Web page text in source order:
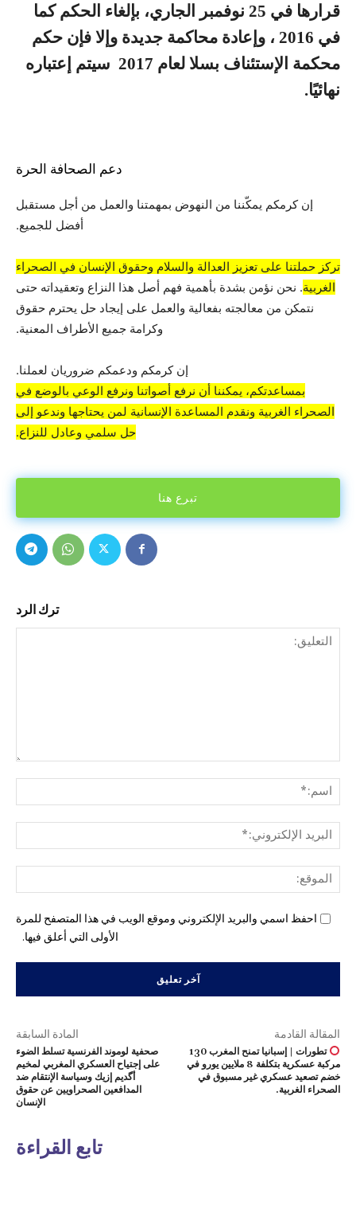
قرارها في 25 نوفمبر الجاري، بإلغاء الحكم كما
في 2016 ، وإعادة محاكمة جديدة وإلا فإن حكم
محكمة الإستئناف بسلا لعام 2017 سيتم إعتباره
نهائيًا.
دعم الصحافة الحرة
إن كرمكم يمكّننا من النهوض بمهمتنا والعمل من أجل مستقبل
أفضل للجميع.
تركز حملتنا على تعزيز العدالة والسلام وحقوق الإنسان في الصحراء
الغربية. نحن نؤمن بشدة بأهمية فهم أصل هذا النزاع وتعقيداته حتى
نتمكن من معالجته بفعالية والعمل على إيجاد حل يحترم حقوق
وكرامة جميع الأطراف المعنية.
إن كرمكم ودعمكم ضروريان لعملنا.
بمساعدتكم، يمكننا أن نرفع أصواتنا ونرفع الوعي بالوضع في
الصحراء الغربية ونقدم المساعدة الإنسانية لمن يحتاجها وندعو إلى
حل سلمي وعادل للنزاع.
تبرع هنا
ترك الرد
احفظ اسمي والبريد الإلكتروني وموقع الويب في هذا المتصفح للمرة
الأولى التي أعلق فيها.
المادة السابقة
صحفية لوموند الفرنسية تسلط الضوء
على إجتياح العسكري المغربي لمخيم
أگديم إزيك وسياسة الإنتقام ضد
المدافعين الصحراويين عن حقوق
الإنسان
المقالة القادمة
تطورات | إسبانيا تمنح المغرب 130
مركبة عسكرية بتكلفة 8 ملايين يورو في
خضم تصعيد عسكري غير مسبوق في
الصحراء الغربية.
تابع القراءة